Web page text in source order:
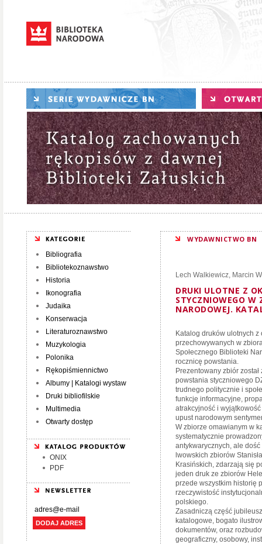
Bibliografia
Bibliotekoznawstwo
Historia
Ikonografia
Judaika
Konserwacja
Literaturoznawstwo
Muzykologia
Polonika
Rękopiśmiennictwo
Albumy | Katalogi wystaw
Druki bibliofilskie
Multimedia
Otwarty dostęp
ONIX
PDF
DODAJ ADRES
WYDAWNICTWO BN
Lech Walkiewicz, Marcin
DRUKI ULOTNE Z
STYCZNIOWEGO W
NARODOWEJ.
Katalog druków ulotnych
przechowywanych w
Społecznego Biblioteki
rocznicę powstania.
Prezentowany zbiór
powstania styczniowego
trudnego politycznie i
funkcje informacyjne,
atrakcyjność i
upust narodowym
W zbiorze omawianym w
systematycznie
antykwarycznych, ale
lwowskich zbiorów
Krasińskich, zdarzają się
jeden druk ze zbiorów
przede wszystkim historię
rzeczywistość
polskiego.
Zasadniczą część
katalogowe, bogato
dokumentów, oraz
geograficzny, osobowy,